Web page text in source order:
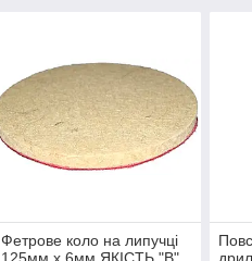
Фетрове коло на липучці